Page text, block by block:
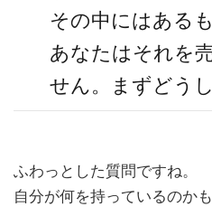
み
1.1
悪い
その中にはある
あなたはそれを
せん。まずどう
ふわっとした質問ですね。
自分が何を持っているのか